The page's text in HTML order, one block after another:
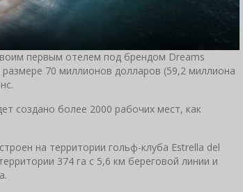
первым отелем под брендом Dreams
70 миллионов долларов (59,2 миллиона
создано более 2000 рабочих мест, как
на территории гольф-клуба Estrella del
374 га с 5,6 км береговой линии и